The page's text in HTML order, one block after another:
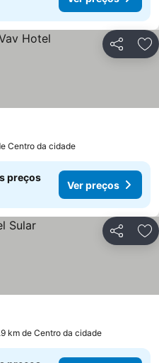
Partilhar
preços
Centro da cidade
preços
Ver preços
Partilhar
km de Centro da cidade